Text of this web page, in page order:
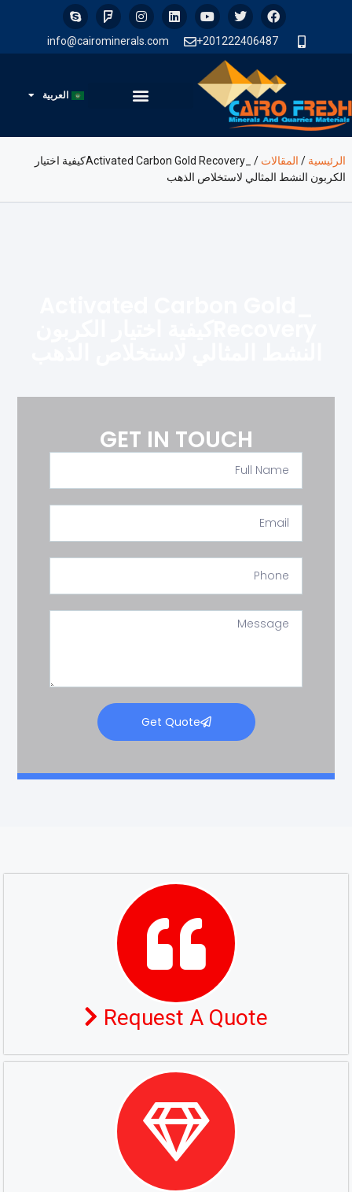
201222406487+
info@cairominerals.com
العربية
الرئيسية / المقالات /
_Activated Carbon Gold Recoveryكيفية اختيار
الكربون النشط المثالي لاستخلاص الذهب
GET IN TOUCH
Get Quote
Request A Quote